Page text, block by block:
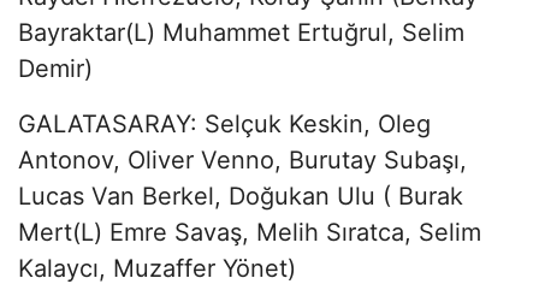
Bayraktar(L) Muhammet Ertuğrul, Selim
Demir)
GALATASARAY: Selçuk Keskin, Oleg
Antonov, Oliver Venno, Burutay Subaşı,
Lucas Van Berkel, Doğukan Ulu ( Burak
Mert(L) Emre Savaş, Melih Sıratca, Selim
Kalaycı, Muzaffer Yönet)